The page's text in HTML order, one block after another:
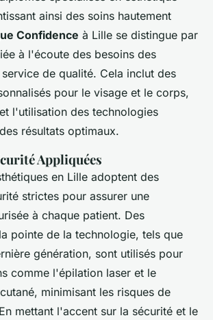
ainsi des soins hautement
Confidence à Lille se distingue par
à l'écoute des besoins des
de qualité. Cela inclut des
pour le visage et le corps,
l'utilisation des technologies
résultats optimaux.
Appliquées
en Lille adoptent des
strictes pour assurer une
à chaque patient. Des
pointe de la technologie, tels que
génération, sont utilisés pour
comme l'épilation laser et le
minimisant les risques de
mettant l'accent sur la sécurité et le